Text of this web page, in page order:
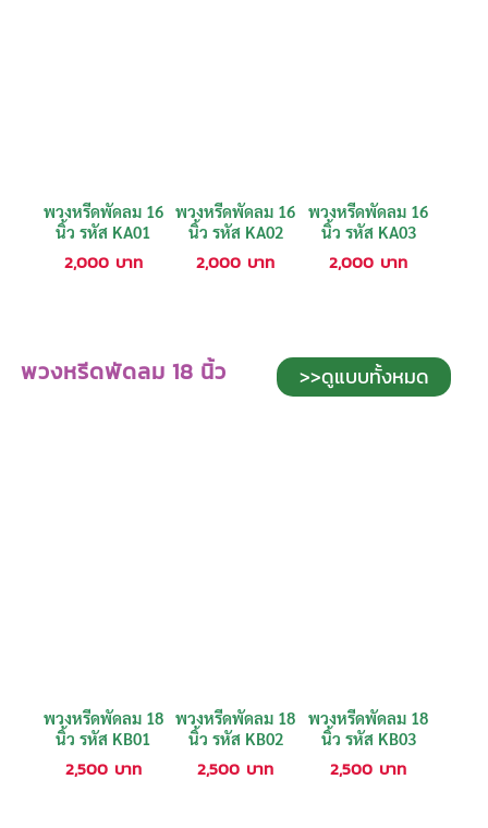
พวงหรีดพัดลม 16
นิ้ว รหัส KA01
2,000 บาท
พวงหรีดพัดลม 16
นิ้ว รหัส KA02
2,000 บาท
พวงหรีดพัดลม 16
นิ้ว รหัส KA03
2,000 บาท
พวงหรีดพัดลม 18 นิ้ว >>ดูแบบทั้งหมด
พวงหรีดพัดลม 18
นิ้ว รหัส KB01
2,500 บาท
พวงหรีดพัดลม 18
นิ้ว รหัส KB02
2,500 บาท
พวงหรีดพัดลม 18
นิ้ว รหัส KB03
2,500 บาท